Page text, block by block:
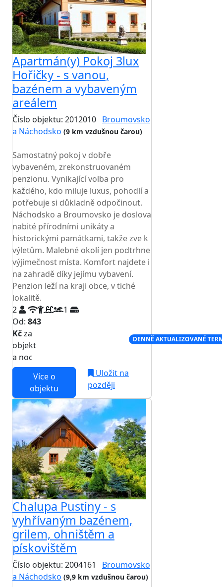
Apartmán(y) Pokoj 3lux
Hořičky - s vanou,
bazénem a vybaveným
areálem
Číslo objektu: 2012010 Broumovsko
a Náchodsko (9 km vzdušnou čarou)
Samostatný pokoj v dobře
vybaveném, zrekonstruovaném
penzionu. Vynikající volba pro
každého, kdo miluje luxus, pohodlí a
potřebuje si důkladně odpočinout.
Náchodsko a Broumovsko je doslova
nabité přírodními unikáty a
historickými památkami, takže zve k
výletům. Malebné okolí jen podtrhne
výjimečnost místa. Komfort najdete i
na zahradě díky jejímu vybavení.
Penzion leží na kraji obce, v tiché
lokalitě.
2
1
Od: 843
Kčza
objekt
a noc
DENNĚ AKTUALIZOVANÉ
Více o
objektu
Uložit na
později
Chalupa Pustiny - s
vyhřívaným bazénem,
grilem, ohništěm a
pískovištěm
Číslo objektu: 2004161
Broumovsko
a Náchodsko (9,9 km vzdušnou čarou)